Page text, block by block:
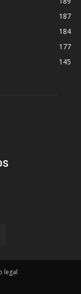
187
184
177
145
legal